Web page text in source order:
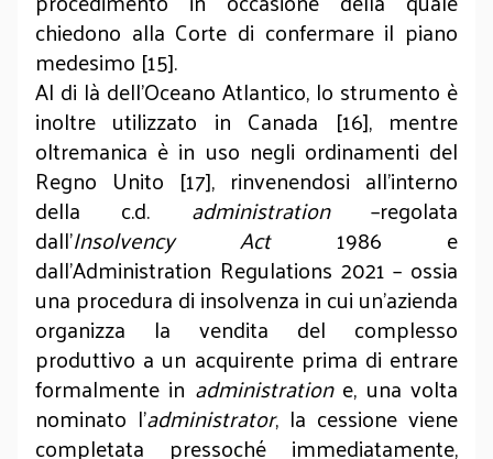
chiedono alla Corte di confermare il piano
medesimo [15].
Al di là dell’Oceano Atlantico, lo strumento è
inoltre utilizzato in Canada [16], mentre
oltremanica è in uso negli ordinamenti del
Regno Unito [17], rinvenendosi all’interno
della c.d. administration–regolata
dall’Insolvency Act 1986 e
dall’Administration Regulations 2021 – ossia
una procedura di insolvenza in cui un’azienda
organizza la vendita del complesso
produttivo a un acquirente prima di entrare
formalmente in administratione, una volta
nominato l’administrator, la cessione viene
completata pressoché immediatamente,